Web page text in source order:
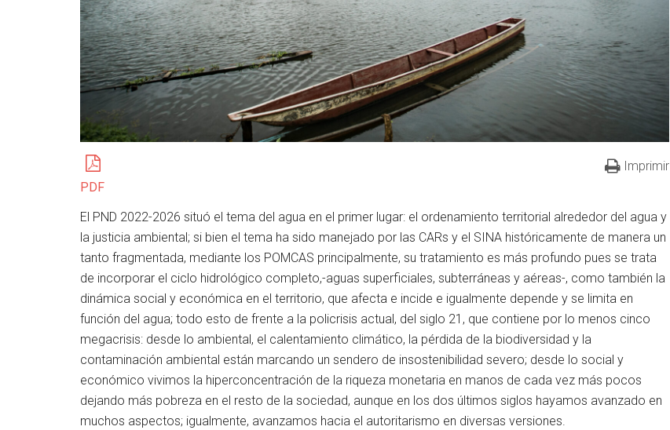
PDF
Imprimir
El PND 2022-2026 situó el tema del agua en el primer lugar: el ordenamiento territorial alrededor del agua y
la justicia ambiental; si bien el tema ha sido manejado por las CARs y el SINA históricamente de manera un
tanto fragmentada, mediante los POMCAS principalmente, su tratamiento es más profundo pues se trata
de incorporar el ciclo hidrológico completo,-aguas superficiales, subterráneas y aéreas-, como también la
dinámica social y económica en el territorio, que afecta e incide e igualmente depende y se limita en
función del agua; todo esto de frente a la policrisis actual, del siglo 21, que contiene por lo menos cinco
megacrisis: desde lo ambiental, el calentamiento climático, la pérdida de la biodiversidad y la
contaminación ambiental están marcando un sendero de insostenibilidad severo; desde lo social y
económico vivimos la hiperconcentración de la riqueza monetaria en manos de cada vez más pocos
dejando más pobreza en el resto de la sociedad, aunque en los dos últimos siglos hayamos avanzado en
muchos aspectos; igualmente, avanzamos hacia el autoritarismo en diversas versiones.